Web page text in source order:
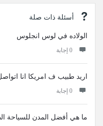
أسئلة ذات صلة
الولاده في لوس انجلوس
‫0 إجابة
اريد طبيب ف امريكا انا
‫0 إجابة
ما هي أفضل المدن للسياحة